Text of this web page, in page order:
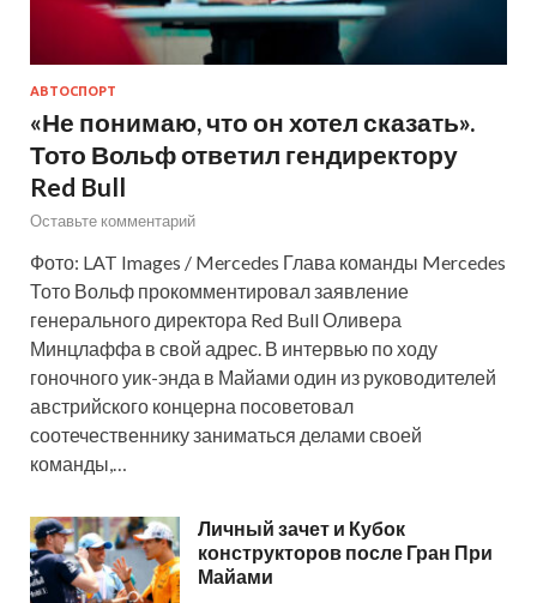
АВТОСПОРТ
«Не понимаю, что он хотел сказать».
Тото Вольф ответил гендиректору
Red Bull
Оставьте комментарий
Фото: LAT Images / Mercedes Глава команды Mercedes
Тото Вольф прокомментировал заявление
генерального директора Red Bull Оливера
Минцлаффа в свой адрес. В интервью по ходу
гоночного уик-энда в Майами один из руководителей
австрийского концерна посоветовал
соотечественнику заниматься делами своей
команды,…
Личный зачет и Кубок
конструкторов после Гран При
Майами